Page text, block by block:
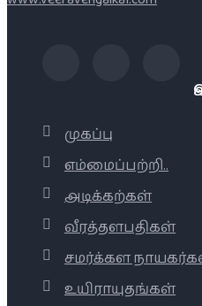
முகப்பு
எம்மைப்பற்றி..
அடிக்கற்கள்
வீரத்தளபதிகள்
சமர்க்கள
உயிராயுதங்கள்